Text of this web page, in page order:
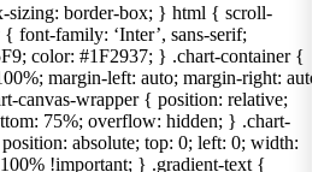
sizing: border-box; } html { scroll-
font-family: ‘Inter’, sans-serif;
color: #1F2937; } .chart-container {
margin-left: auto; margin-right: auto;
canvas-wrapper { position: relative;
75%; overflow: hidden; } .chart-
absolute; top: 0; left: 0; width:
!important; } .gradient-text {